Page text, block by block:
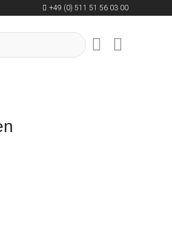
+49 (0) 511 51 56 03 00